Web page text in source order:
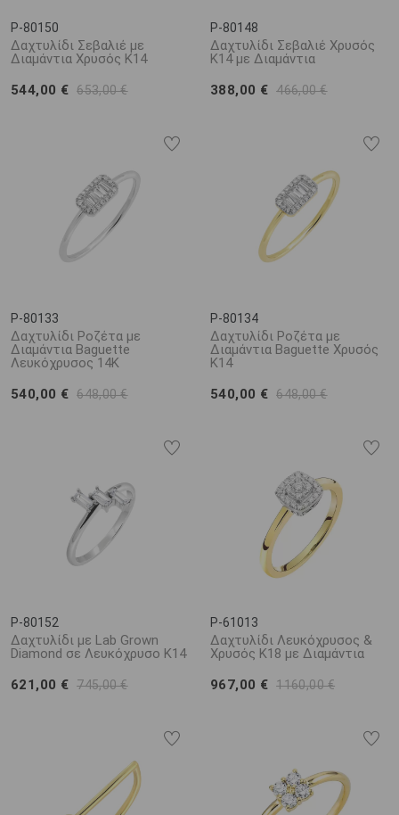
P-80150
Δαχτυλίδι Σεβαλιέ με
Διαμάντια Χρυσός Κ14
544,00 € 653,00 €
P-80148
Δαχτυλίδι Σεβαλιέ Χρυσός
K14 με Διαμάντια
388,00 € 466,00 €
P-80133
Δαχτυλίδι Ροζέτα με
Διαμάντια Baguette
Λευκόχρυσος 14Κ
540,00 € 648,00 €
P-80134
Δαχτυλίδι Ροζέτα με
Διαμάντια Baguette Χρυσός
K14
540,00 € 648,00 €
P-80152
Δαχτυλίδι με Lab Grown
Diamond σε Λευκόχρυσο K14
621,00 € 745,00 €
P-61013
Δαχτυλίδι Λευκόχρυσος &
Χρυσός Κ18 με Διαμάντια
967,00 € 1160,00 €